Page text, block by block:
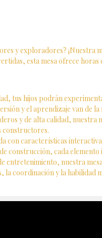
y exploradores?
esta mesa ofrece
tus hijos podrán
y el aprendizaje van de la
y de alta calidad, nuestra
constructores.
con características
construcción, cada
entretenimiento, nuestra
coordinación y la habilidad